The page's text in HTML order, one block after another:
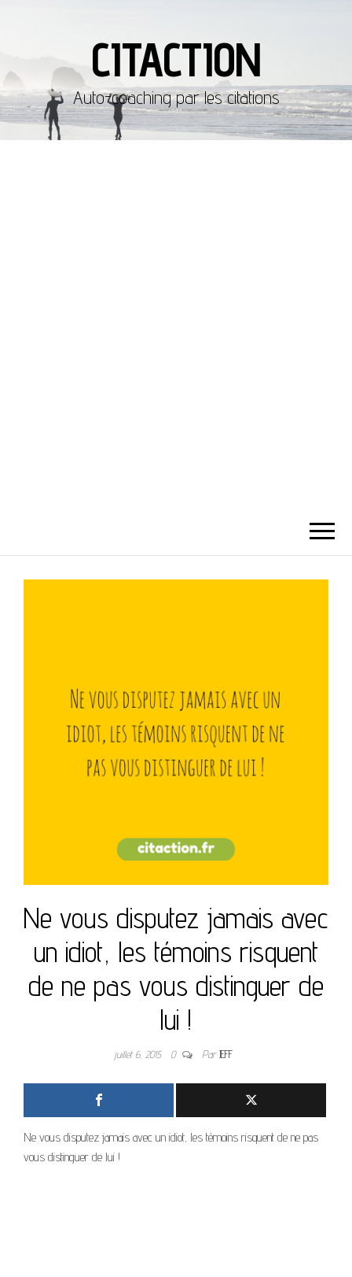
CITACTION
Auto-coaching par les citations
Ne vous disputez jamais avec
un idiot, les témoins risquent
de ne pas vous distinguer de
lui !
juillet 6, 2015 0 ParJEFF
Ne vous disputez jamais avec un idiot, les témoins risquent de ne pas
vous distinguer de lui !